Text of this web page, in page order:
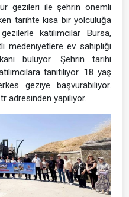
gezileri ile şehrin önemli
tarihte kısa bir yolculuğa
katılımcılar Bursa,
medeniyetlere ev sahipliği
buluyor. Şehrin tarihi
tanıtılıyor. 18 yaş
geziye başvurabiliyor.
adresinden yapılıyor.